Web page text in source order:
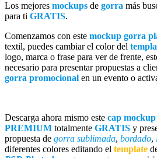
Los mejores mockups de gorra más
para ti GRATIS.
Comenzamos con este mockup gorra
textil, puedes cambiar el color del
logo, marca o frase para ver de frente,
necesario para presentar propuestas a
gorra promocional en un evento o
Descarga ahora mismo este cap
PREMIUM totalmente GRATIS y
propuesta de gorra sublimada, bordado,
diferentes colores editando el template